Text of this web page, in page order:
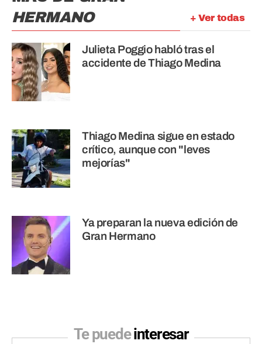
+ Ver todas
HERMANO
Julieta Poggio habló tras el
accidente de Thiago Medina
Thiago Medina sigue en estado
crítico, aunque con "leves
mejorías"
Ya preparan la nueva edición de
Gran Hermano
Te puedeinteresar